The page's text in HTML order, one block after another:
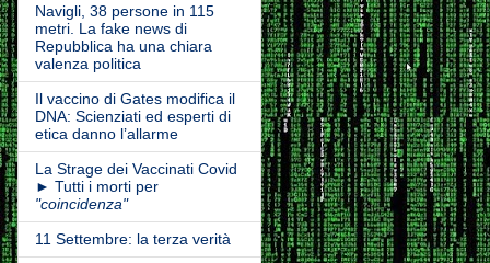
Navigli, 38 persone in 115
metri. La fake news di
Repubblica ha una chiara
valenza politica
Il vaccino di Gates modifica il
DNA: Scienziati ed esperti di
etica danno l’allarme
La Strage dei Vaccinati Covid
► Tutti i morti per
"coincidenza"
11 Settembre: la terza verità